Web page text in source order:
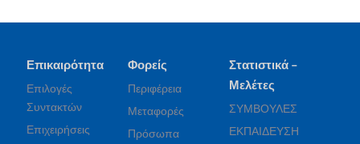
Επικαιρότητα
Επιλογές
Συντακτών
Επιχειρήσεις
Φορείς
Περιφέρεια
Μεταφορές
Πρόσωπα
Στατιστικά –
Μελέτες
ΣΥΜΒΟΥΛΕΣ
ΕΚΠΑΙΔΕΥΣΗ